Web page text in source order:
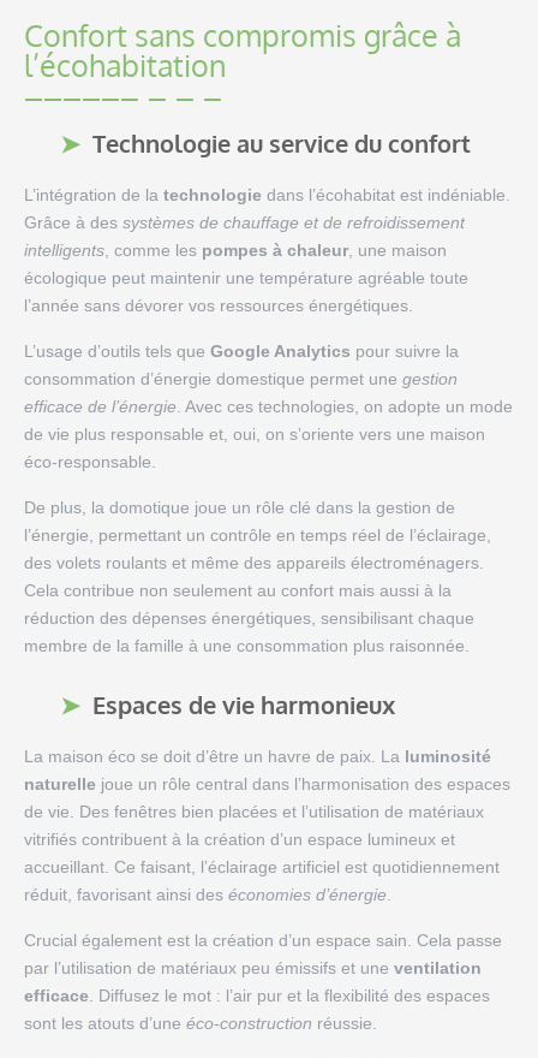
Confort sans compromis grâce à
l’écohabitation
Technologie au service du confort
L’intégration de la technologie dans l’écohabitat est indéniable.
Grâce à des systèmes de chauffage et de refroidissement
intelligents, comme les pompes à chaleur, une maison
écologique peut maintenir une température agréable toute
l’année sans dévorer vos ressources énergétiques.
L’usage d’outils tels que Google Analytics pour suivre la
consommation d’énergie domestique permet une gestion
efficace de l’énergie. Avec ces technologies, on adopte un mode
de vie plus responsable et, oui, on s’oriente vers une maison
éco-responsable.
De plus, la domotique joue un rôle clé dans la gestion de
l’énergie, permettant un contrôle en temps réel de l’éclairage,
des volets roulants et même des appareils électroménagers.
Cela contribue non seulement au confort mais aussi à la
réduction des dépenses énergétiques, sensibilisant chaque
membre de la famille à une consommation plus raisonnée.
Espaces de vie harmonieux
La maison éco se doit d’être un havre de paix. La luminosité
naturelle joue un rôle central dans l’harmonisation des espaces
de vie. Des fenêtres bien placées et l’utilisation de matériaux
vitrifiés contribuent à la création d’un espace lumineux et
accueillant. Ce faisant, l’éclairage artificiel est quotidiennement
réduit, favorisant ainsi des économies d’énergie.
Crucial également est la création d’un espace sain. Cela passe
par l’utilisation de matériaux peu émissifs et une ventilation
efficace. Diffusez le mot : l’air pur et la flexibilité des espaces
sont les atouts d’une éco-construction réussie.